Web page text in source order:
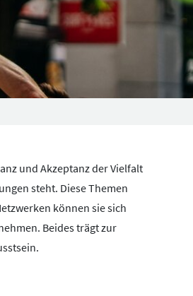
und Akzeptanz der Vielfalt
steht. Diese Themen
können sie sich
Beides trägt zur